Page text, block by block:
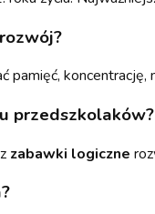
pamięć,
przedszkolaków?
zabawki logiczne